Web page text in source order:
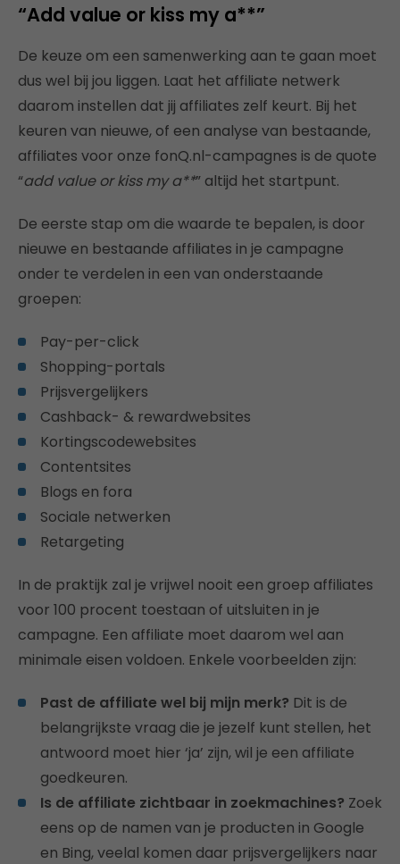
“Add value or kiss my a**”
De keuze om een samenwerking aan te gaan moet
dus wel bij jou liggen. Laat het affiliate netwerk
daarom instellen dat jij affiliates zelf keurt. Bij het
keuren van nieuwe, of een analyse van bestaande,
affiliates voor onze fonQ.nl-campagnes is de quote
“add value or kiss my a**” altijd het startpunt.
De eerste stap om die waarde te bepalen, is door
nieuwe en bestaande affiliates in je campagne
onder te verdelen in een van onderstaande
groepen:
Pay-per-click
Shopping-portals
Prijsvergelijkers
Cashback- & rewardwebsites
Kortingscodewebsites
Contentsites
Blogs en fora
Sociale netwerken
Retargeting
In de praktijk zal je vrijwel nooit een groep affiliates
voor 100 procent toestaan of uitsluiten in je
campagne. Een affiliate moet daarom wel aan
minimale eisen voldoen. Enkele voorbeelden zijn:
Past de affiliate wel bij mijn merk? Dit is de
belangrijkste vraag die je jezelf kunt stellen, het
antwoord moet hier ‘ja’ zijn, wil je een affiliate
goedkeuren.
Is de affiliate zichtbaar in zoekmachines? Zoek
eens op de namen van je producten in Google
en Bing, veelal komen daar prijsvergelijkers naar